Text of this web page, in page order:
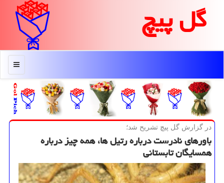
گل پیچ
منو
در گزارش گل پیچ تشریح شد؛
باورهای نادرست درباره رتیل ها، همه چیز درباره
همسایگان تابستانی